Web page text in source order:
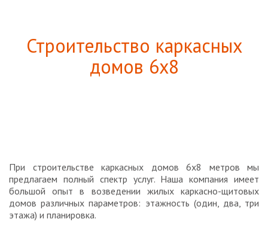
Строительство каркасных
домов 6х8
При строительстве каркасных домов 6х8 метров мы
предлагаем полный спектр услуг. Наша компания имеет
большой опыт в возведении жилых каркасно-щитовых
домов различных параметров: этажность (один, два, три
этажа) и планировка.